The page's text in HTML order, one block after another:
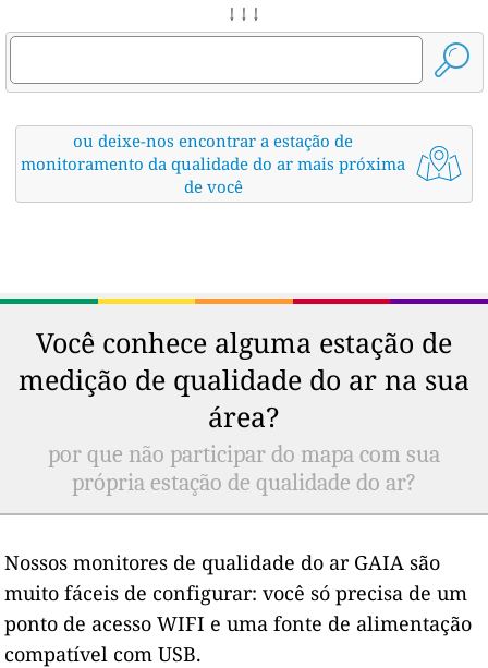
↓ ↓ ↓
ou deixe-nos encontrar a estação de
monitoramento da qualidade do ar mais próxima
de você
Você conhece alguma estação de
medição de qualidade do ar na sua
área?
por que não participar do mapa com sua
própria estação de qualidade do ar?
Nossos monitores de qualidade do ar GAIA são
muito fáceis de configurar: você só precisa de um
ponto de acesso WIFI e uma fonte de alimentação
compatível com USB.